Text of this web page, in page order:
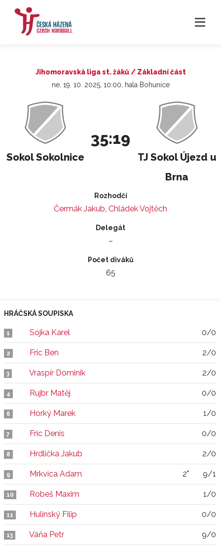
Jihomoravská liga st. žáků / Základní část
ne, 19. 10. 2025, 10:00, hala Bohunice
Sokol Sokolnice
35:19
TJ Sokol Újezd u
Brna
Rozhodčí
Čermák Jakub, Chládek Vojtěch
Delegát
–
Počet diváků
65
HRÁČSKÁ SOUPISKA
1 Sojka Karel 0/0
2 Fric Ben 2/0
3 Vraspír Dominik 2/0
4 Rujbr Matěj 0/0
6 Horký Marek 1/0
7 Fric Denis 0/0
8 Hrdlička Jakub 2/0
9 Mrkvica Adam 2" 9/1
10 Robeš Maxim 1/0
11 Hulínský Filip 0/0
13 Váňa Petr 9/0